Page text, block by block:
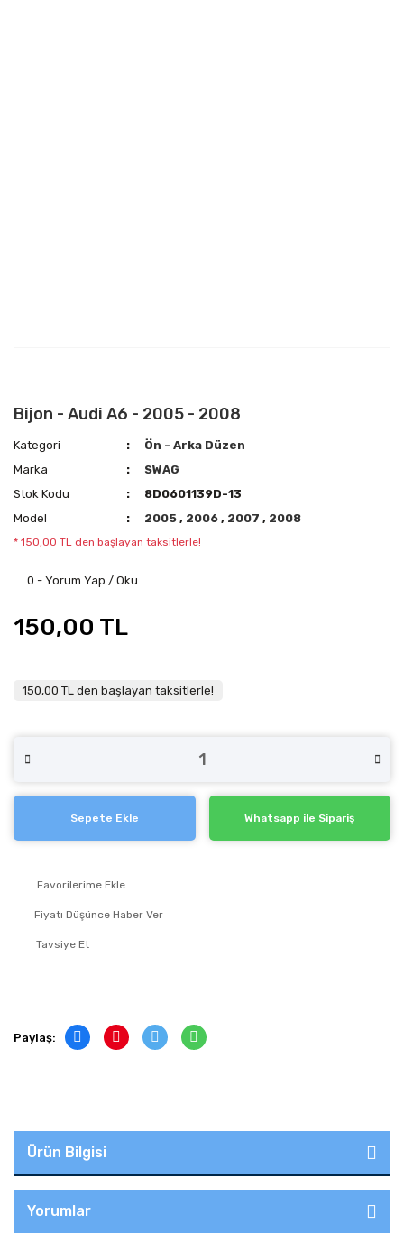
Bijon - Audi A6 - 2005 - 2008
Kategori
Ön - Arka Düzen
Marka
SWAG
Stok Kodu
8D0601139D-13
Model
2005, 2006, 2007, 2008
* 150,00 TL den başlayan taksitlerle!
0 - Yorum Yap / Oku
150,00 TL
150,00 TL den başlayan taksitlerle!
Sepete Ekle Whatsapp ile Sipariş
Fiyatı Düşünce Haber Ver
Tavsiye Et
Paylaş:
Ürün Bilgisi
Yorumlar